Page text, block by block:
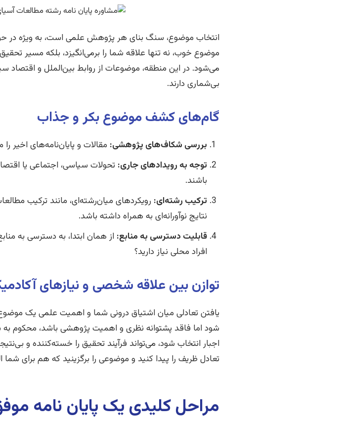
انتخاب موضوع، سنگ بنای هر پژوهش علمی است، به ویژه در
موضوع خوب، نه تنها علاقه شما را برمی‌انگیزد، بلکه مسیر
می‌شود. در این منطقه، موضوعات از روابط بین‌الملل و اقتصاد
بی‌شماری دارند.
گام‌های کشف موضوع بکر و جذاب
بررسی شکاف‌های پژوهشی: مقالات و پایان‌نامه‌های اخیر
توجه به رویدادهای جاری: تحولات سیاسی، اجتماعی یا
باشند.
ترکیب رشته‌ای: رویکردهای میان‌رشته‌ای، مانند ترکیب
نتایج نوآورانه‌ای به همراه داشته باشد.
قابلیت دسترسی به منابع: از همان ابتدا، به دسترسی به
افراد محلی نیاز دارید؟
توازن بین علاقه شخصی و نیازهای
یافتن تعادلی میان اشتیاق درونی شما و اهمیت علمی یک
شود اما فاقد پشتوانه نظری و اهمیت پژوهشی باشد،
اجبار انتخاب شود، می‌تواند فرآیند تحقیق را خسته‌کننده و
تعادل ظریف را پیدا کنید و موضوعی را برگزینید که هم برای
مراحل کلیدی یک پایان نامه